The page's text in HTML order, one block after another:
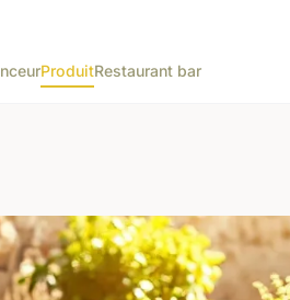
ProduitRestaurant bar